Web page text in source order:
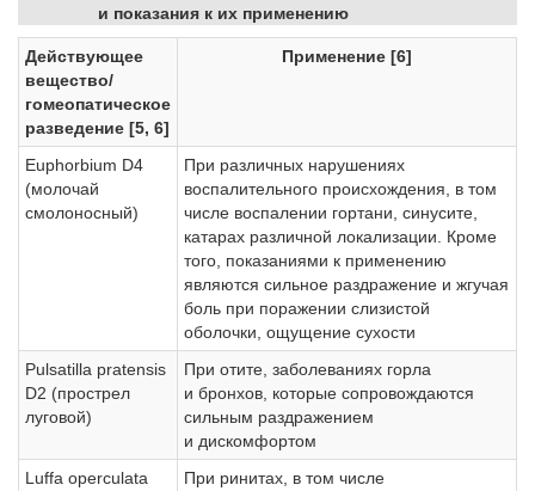
и показания к их применению
Действующее
вещес­тво/
гомеопатическое
разведение [5, 6]
Применение [6]
Euphorbium D4
(молочай
смолоносный)
При различных нарушениях
воспалительного происхождения, в том
числе воспалении гортани, синусите,
катарах различной локализации. Кроме
того, показаниями к применению
являются сильное раздражение и жгучая
боль при поражении слизистой
оболочки, ощущение сухости
Pulsatilla pratensis
D2 (прострел
луговой)
При отите, заболеваниях горла
и бронхов, которые сопровождаются
сильным раздражением
и дискомфортом
Luffa operculata
При ринитах, в том числе